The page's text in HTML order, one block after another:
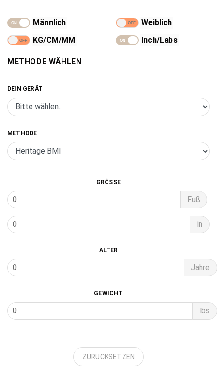
- Alle Produkte
- Springseil
- Fitness Maßband
- Caliper
Männlich
Weiblich
KG/CM/MM
Inch/Labs
METHODE WÄHLEN
DEIN GERÄT
METHODE
GRÖSSE
Fuß
in
ALTER
Jahre
GEWICHT
lbs
ZURÜCKSETZEN